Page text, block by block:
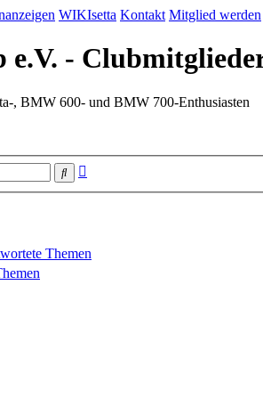
WIKIsetta Kontakt Mitglied werden
e.V. -
, BMW 600- und BMW 700-Enthusiasten
Suche
Themen